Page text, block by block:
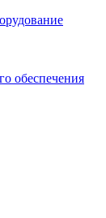
обеспечения